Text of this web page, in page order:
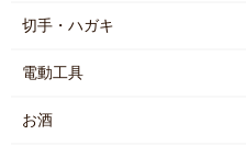
切手・ハガキ
電動工具
お酒